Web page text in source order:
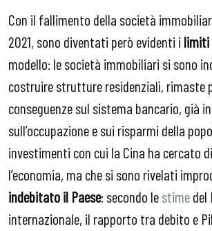
Con il fallimento della società
2021, sono diventati però evidenti i limiti
modello: le società immobiliari si sono
costruire strutture residenziali, rimaste
conseguenze sul sistema bancario, già
sull’occupazione e sui risparmi della
investimenti con cui la Cina ha cercato
l’economia, ma che si sono rivelati
indebitato il Paese: secondo lestimedel
internazionale, il rapporto tra debito e